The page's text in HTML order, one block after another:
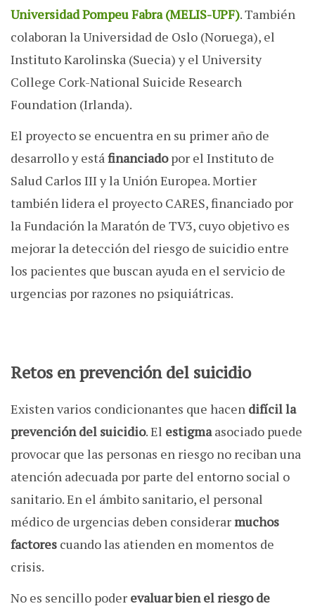
Universidad Pompeu Fabra (MELIS-UPF). También
colaboran la Universidad de Oslo (Noruega), el
Instituto Karolinska (Suecia) y el University
College Cork-National Suicide Research
Foundation (Irlanda).
El proyecto se encuentra en su primer año de
desarrollo y estáfinanciadopor el Instituto de
Salud Carlos III y la Unión Europea. Mortier
también lidera el proyecto CARES, financiado por
la Fundación la Maratón de TV3, cuyo objetivo es
mejorar la detección del riesgo de suicidio entre
los pacientes que buscan ayuda en el servicio de
urgencias por razones no psiquiátricas.
Retos en prevención del suicidio
Existen varios condicionantes que hacen difícil la
prevención del suicidio. El estigmaasociado puede
provocar que las personas en riesgo no reciban una
atención adecuada por parte del entorno social o
sanitario. En el ámbito sanitario, el personal
médico de urgencias deben considerarmuchos
factores cuando las atienden en momentos de
crisis.
No es sencillo poder evaluar bien el riesgo de